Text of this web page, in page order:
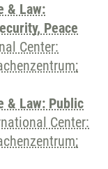
& Law:
Peace
Center:
& Law: Public
Center: